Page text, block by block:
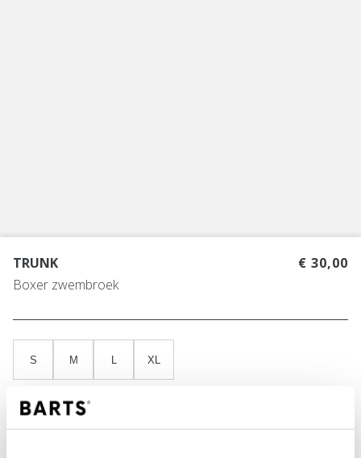
TRUNK
Boxer zwembroek
€ 30,00
S M XL
Vind jouw maat